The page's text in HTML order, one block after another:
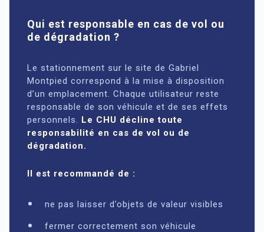
Qui est responsable en cas de vol ou
de dégradation ?
Le stationnement sur le site de Gabriel
Montpied correspond à la mise à disposition
d’un emplacement. Chaque utilisateur reste
responsable de son véhicule et de ses effets
personnels. Le CHU décline toute
responsabilité en cas de vol ou de
dégradation.
Il est recommandé de :
ne pas laisser d’objets de valeur visibles
fermer correctement son véhicule